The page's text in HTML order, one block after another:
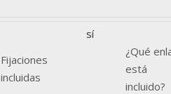
Fijaciones
incluidas
sí
¿Qué
está
incluido?